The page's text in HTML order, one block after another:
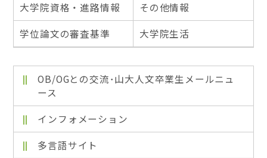
大学院資格・進路情報
その他情報
学位論文の審査基準
大学院生活
OB/OGとの交流･山大人文卒業生メールニュ
ース
インフォメーション
多言語サイト